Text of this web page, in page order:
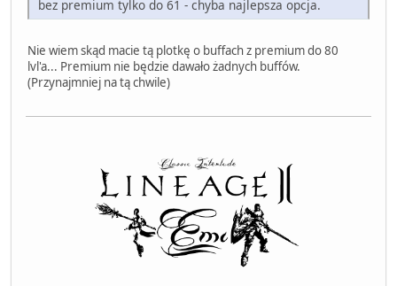
bez premium tylko do 61 - chyba najlepsza opcja.
Nie wiem skąd macie tą plotkę o buffach z premium do 80
lvl'a... Premium nie będzie dawało żadnych buffów.
(Przynajmniej na tą chwile)